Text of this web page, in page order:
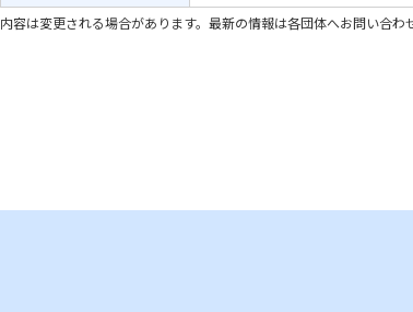
内容は変更される場合があります。最新の情報は各団体へお問い合わ